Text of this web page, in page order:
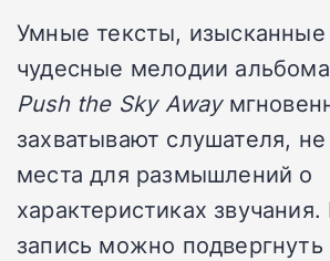
Умные тексты,
чудесные мелодии
Push the Sky Away
захватывают слушателя, не
места для размышлений о
характеристиках
запись можно подвергнуть